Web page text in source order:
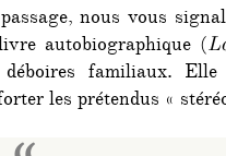
nous vous
autobiographique (
déboires familiaux.
les prétendus «